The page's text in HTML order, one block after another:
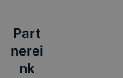
Part
nerei
nk